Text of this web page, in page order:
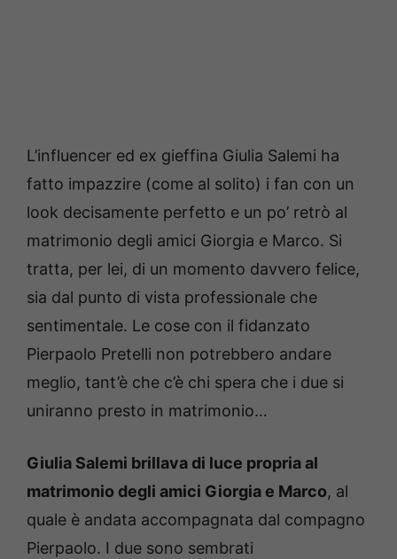
L’influencer ed ex gieffina Giulia Salemi ha
fatto impazzire (come al solito) i fan con un
look decisamente perfetto e un po’ retrò al
matrimonio degli amici Giorgia e Marco. Si
tratta, per lei, di un momento davvero felice,
sia dal punto di vista professionale che
sentimentale. Le cose con il fidanzato
Pierpaolo Pretelli non potrebbero andare
meglio, tant’è che c’è chi spera che i due si
uniranno presto in matrimonio…
Giulia Salemi brillava di luce propria al
matrimonio degli amici Giorgia e Marco, al
quale è andata accompagnata dal compagno
Pierpaolo. I due sono sembrati